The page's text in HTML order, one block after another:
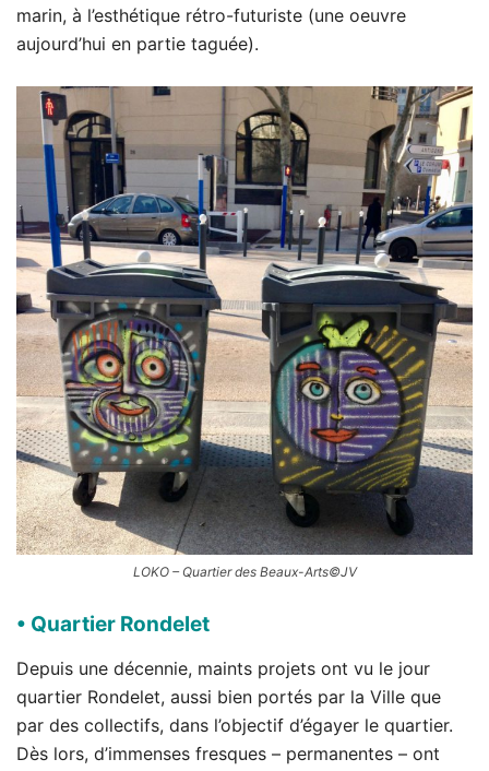
marin, à l’esthétique rétro-futuriste (une oeuvre
aujourd’hui en partie taguée).
LOKO – Quartier des Beaux-Arts©JV
• Quartier Rondelet
Depuis une décennie, maints projets ont vu le jour
quartier Rondelet, aussi bien portés par la Ville que
par des collectifs, dans l’objectif d’égayer le quartier.
Dès lors, d’immenses fresques – permanentes – ont